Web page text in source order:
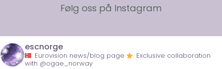
Følg oss på Instagram
escnorge
Eurovision news/blog page
Exclusive collaboration
with @ogae_norway